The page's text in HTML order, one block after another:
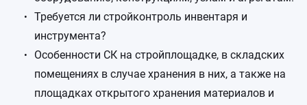
Требуется ли стройконтроль инвентаря и
инструмента?
Особенности СК на стройплощадке, в складских
помещениях в случае хранения в них, а также на
площадках открытого хранения материалов и